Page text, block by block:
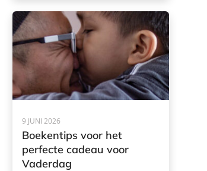
9 JUNI 2026
Boekentips voor het
perfecte cadeau voor
Vaderdag